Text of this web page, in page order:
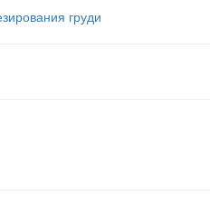
груди